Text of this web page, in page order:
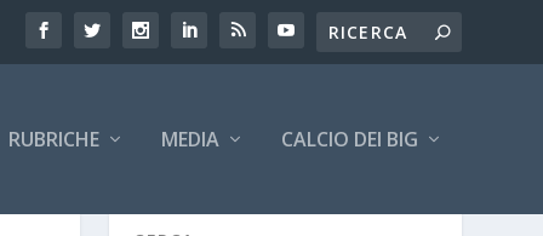
RUBRICHE MEDIA CALCIO DEI BIG